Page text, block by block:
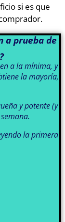
si es que
a prueba de
a la mínima, y
la mayoría,
y potente (y
la primera